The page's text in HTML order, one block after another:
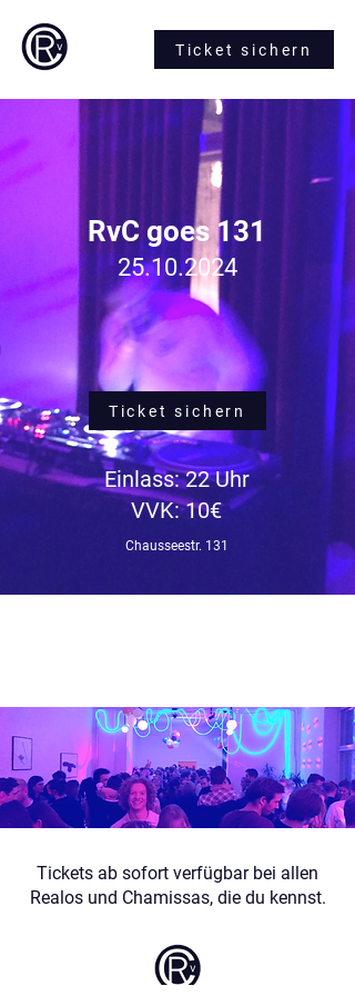
Ticket sichern
RvC goes 131
25.10.2024
Ticket sichern
Einlass: 22 Uhr
VVK: 10€
Chausseestr. 131
Tickets ab sofort verfügbar bei allen
Realos und Chamissas, die du kennst.